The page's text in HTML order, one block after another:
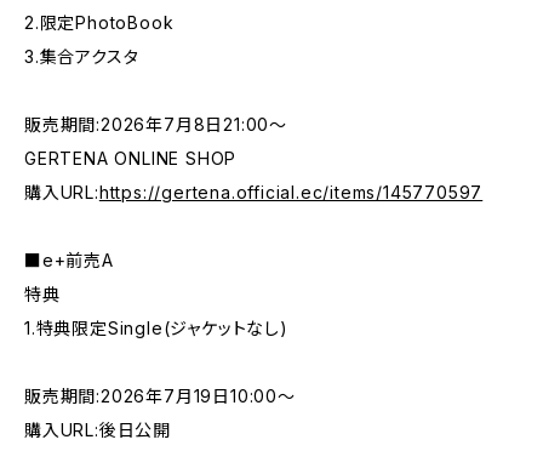
2.限定PhotoBook
3.集合アクスタ
販売期間:2026年7月8日21:00〜
GERTENA ONLINE SHOP
購入URL:https://gertena.official.ec/items/145770597
■e+前売A
特典
1.特典限定Single(ジャケットなし)
販売期間:2026年7月19日10:00〜
購入URL:後日公開